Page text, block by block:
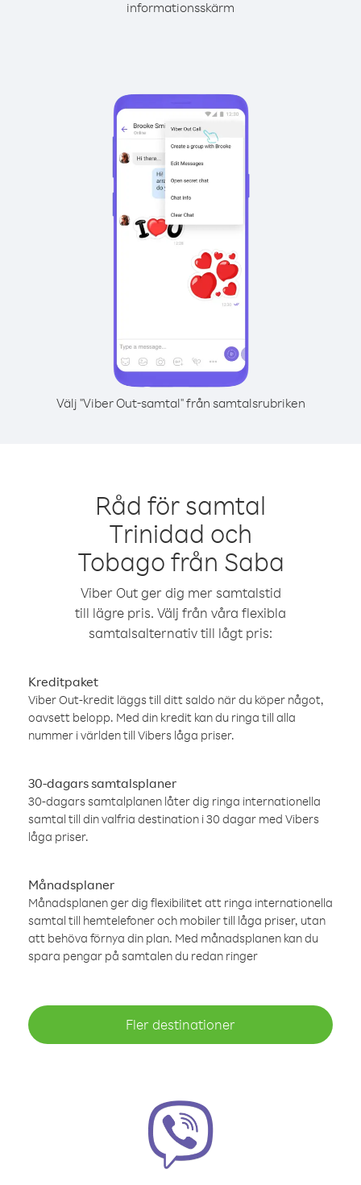
informationsskärm
Välj "Viber Out-samtal" från samtalsrubriken
Råd för samtal
Trinidad och
Tobago från Saba
Viber Out ger dig mer samtalstid
till lägre pris. Välj från våra flexibla
samtalsalternativ till lågt pris:
Kreditpaket
Viber Out-kredit läggs till ditt saldo när du köper något,
oavsett belopp. Med din kredit kan du ringa till alla
nummer i världen till Vibers låga priser.
30-dagars samtalsplaner
30-dagars samtalplanen låter dig ringa internationella
samtal till din valfria destination i 30 dagar med Vibers
låga priser.
Månadsplaner
Månadsplanen ger dig flexibilitet att ringa internationella
samtal till hemtelefoner och mobiler till låga priser, utan
att behöva förnya din plan. Med månadsplanen kan du
spara pengar på samtalen du redan ringer
Fler destinationer